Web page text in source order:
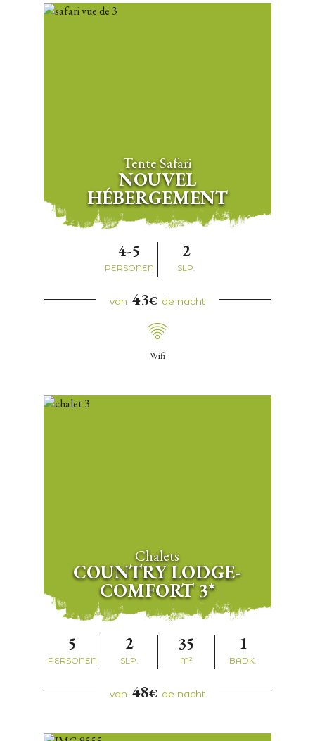
Tente Safari
NOUVEL
HÉBERGEMENT
4-5
PERSONEN
2
SLP.
van 43€ de nacht
Wifi
Chalets
COUNTRY LODGE-
COMFORT 3*
5
PERSONEN
2
SLP.
35
M²
1
BADK.
van 48€ de nacht